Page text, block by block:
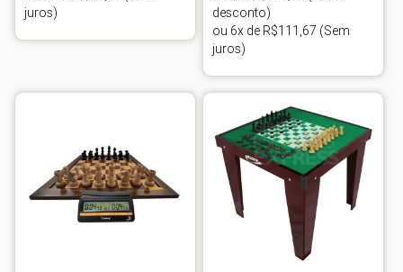
juros)
desconto)
ou 6x de R$111,67 (Sem
juros)